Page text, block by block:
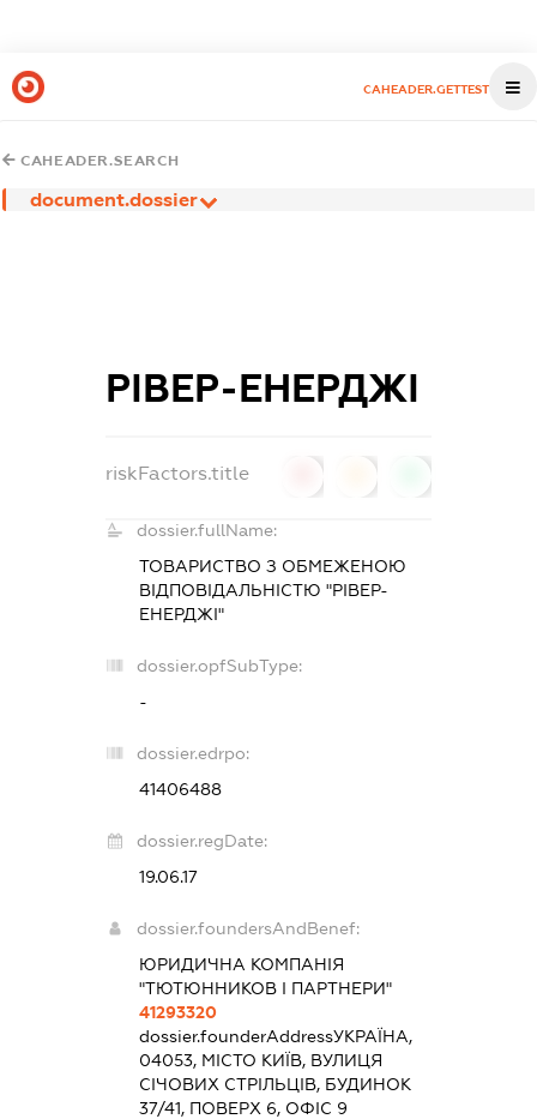
CAHEADER.GETTEST
CAHEADER.SEARCH
document.dossier
РІВЕР-ЕНЕРДЖІ
riskFactors.title
dossier.fullName:
ТОВАРИСТВО З ОБМЕЖЕНОЮ
ВІДПОВІДАЛЬНІСТЮ "РІВЕР-
ЕНЕРДЖІ"
dossier.opfSubType:
-
dossier.edrpo:
41406488
dossier.regDate:
19.06.17
dossier.foundersAndBenef:
ЮРИДИЧНА КОМПАНІЯ
"ТЮТЮННИКОВ І ПАРТНЕРИ"
41293320
dossier.founderAddressУКРАЇНА,
04053, МІСТО КИЇВ, ВУЛИЦЯ
СІЧОВИХ СТРІЛЬЦІВ, БУДИНОК
37/41, ПОВЕРХ 6, ОФІС 9